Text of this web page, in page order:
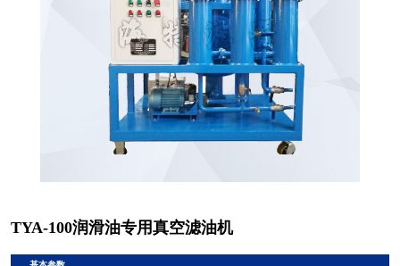
TYA-100润滑油专用真空滤油机